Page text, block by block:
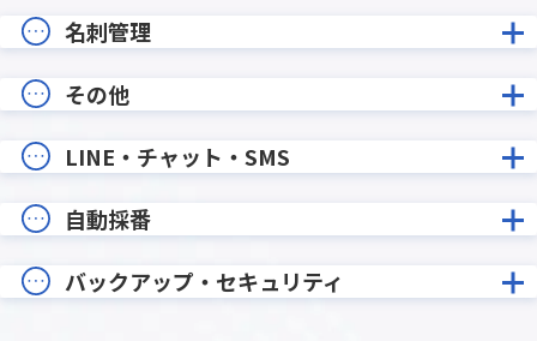
名刺管理
その他
LINE・チャット・SMS
自動採番
バックアップ・セキュリティ